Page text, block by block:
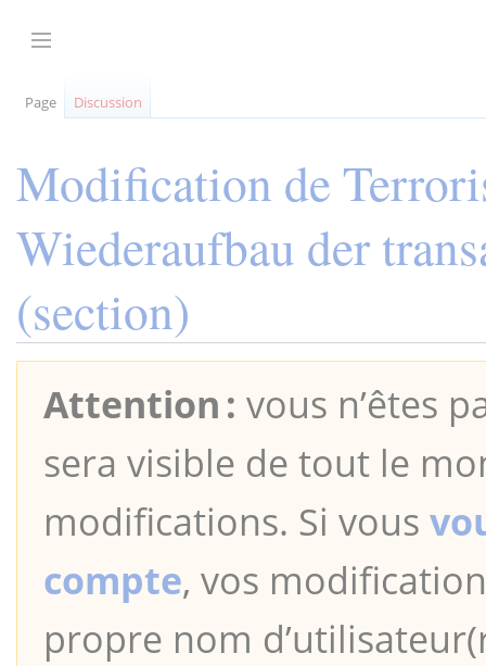
au Afficher / masquer la barre latérale
Page Discussion
Modification de
Wiederaufbau der
(section)
Attention : vous n’êtes
sera visible de tout le
modifications. Si vous
compte, vos
propre nom